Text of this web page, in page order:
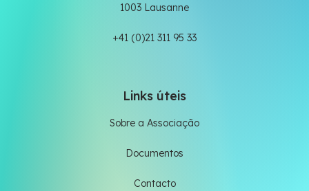
1003 Lausanne
+41 (0)21 311 95 33
Links úteis
Sobre a Associação
Documentos
Contacto